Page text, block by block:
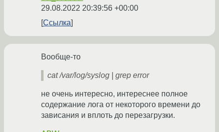
29.08.2022 20:39:56 +00:00
Ссылка
Вообще-то
cat /var/log/syslog | grep error
не очень интересно, интереснее полное
содержание лога от некоторого времени до
зависания и вплоть до перезагрузки.